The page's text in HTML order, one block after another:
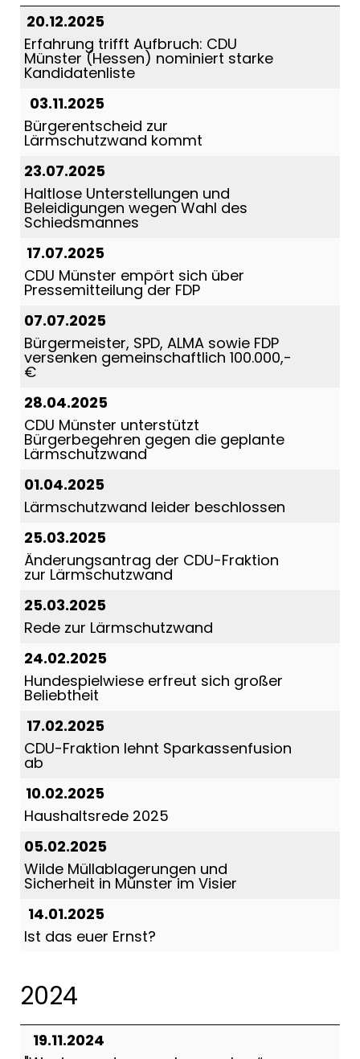
20.12.2025
Erfahrung trifft Aufbruch: CDU
Münster (Hessen) nominiert starke
Kandidatenliste
03.11.2025
Bürgerentscheid zur
Lärmschutzwand kommt
23.07.2025
Haltlose Unterstellungen und
Beleidigungen wegen Wahl des
Schiedsmannes
17.07.2025
CDU Münster empört sich über
Pressemitteilung der FDP
07.07.2025
Bürgermeister, SPD, ALMA sowie FDP
versenken gemeinschaftlich 100.000,-
28.04.2025
CDU Münster unterstützt
Bürgerbegehren gegen die geplante
Lärmschutzwand
01.04.2025
Lärmschutzwand leider beschlossen
25.03.2025
Änderungsantrag der CDU-Fraktion
zur Lärmschutzwand
25.03.2025
Rede zur Lärmschutzwand
24.02.2025
Hundespielwiese erfreut sich großer
Beliebtheit
17.02.2025
CDU-Fraktion lehnt Sparkassenfusion
ab
10.02.2025
Haushaltsrede 2025
05.02.2025
Wilde Müllablagerungen und
Sicherheit in Münster im Visier
14.01.2025
Ist das euer Ernst?
2024
19.11.2024